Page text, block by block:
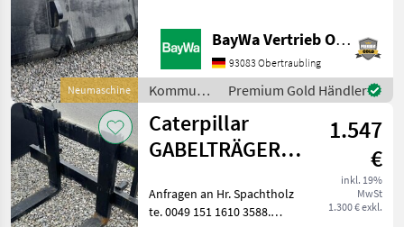
Neumaschine
Kommunalgeräte
BayWa Vertrieb Obertraubling
93083 Obertraubling
Kommunalgeräte
/
Caterpillar
Premium Gold Händler
Caterpillar
GABELTRÄGER
GABELN
1.547
€
inkl. 19%
MwSt
1.300 € exkl.
Anfragen an Hr. Spachtholz
te. 0049 151 1610 3588.